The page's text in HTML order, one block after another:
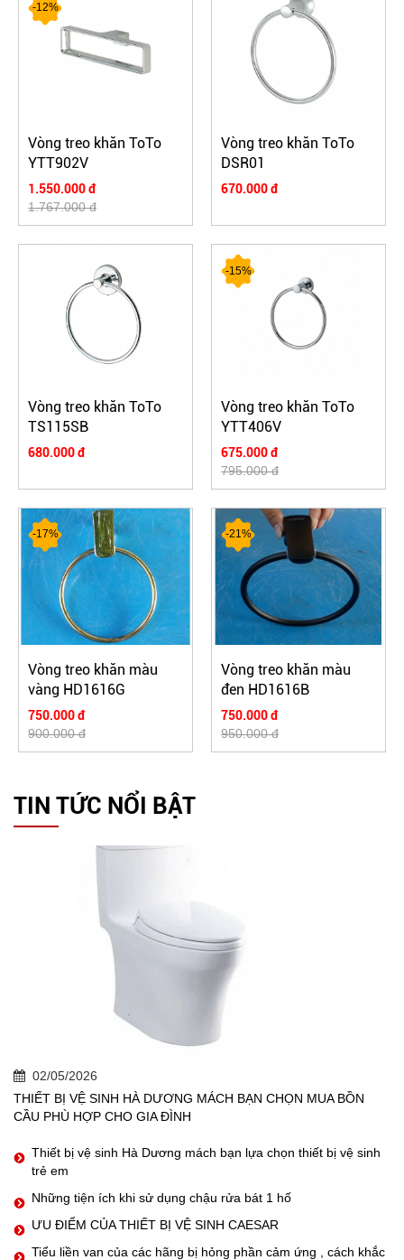
-12%
Vòng treo khăn ToTo
YTT902V
1.550.000 đ
1.767.000 đ
Vòng treo khăn ToTo
DSR01
670.000 đ
Vòng treo khăn ToTo
TS115SB
680.000 đ
-15%
Vòng treo khăn ToTo
YTT406V
675.000 đ
795.000 đ
-17%
Vòng treo khăn màu
vàng HD1616G
750.000 đ
900.000 đ
-21%
Vòng treo khăn màu
đen HD1616B
750.000 đ
950.000 đ
TIN TỨC NỔI BẬT
02/05/2026
THIẾT BỊ VỆ SINH HÀ DƯƠNG MÁCH BẠN CHỌN MUA BỒN
CẦU PHÙ HỢP CHO GIA ĐÌNH
Thiết bị vệ sinh Hà Dương mách bạn lựa chọn thiết bị vệ sinh
trẻ em
Những tiện ích khi sử dụng chậu rửa bát 1 hố
ƯU ĐIỂM CỦA THIẾT BỊ VỆ SINH CAESAR
Tiểu liền van của các hãng bị hỏng phần cảm ứng , cách khắc